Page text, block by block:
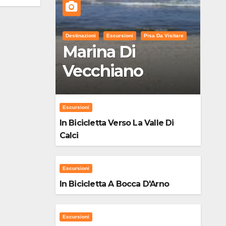
Destinazioni Escursioni Pisa Da Visitare
Marina Di
Vecchiano
Escursioni
In Bicicletta Verso La Valle Di
Calci
Escursioni
In Bicicletta A Bocca D'Arno
Escursioni